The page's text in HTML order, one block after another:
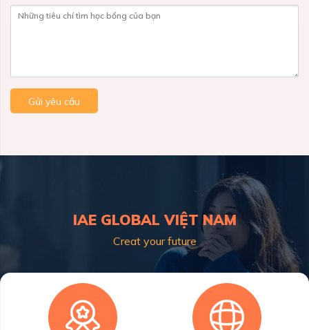
Những tiêu chí tìm học bổng của bạn
Gửi yêu cầu
IAE GLOBAL VIỆT NAM
Creat your future